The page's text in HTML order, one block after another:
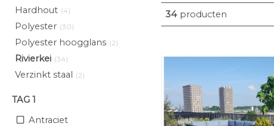
Hardhout (4)
Polyester (30)
Polyester hoogglans (2)
Rivierkei (34)
Verzinkt staal (2)
TAG 1
Antraciet
34 producten